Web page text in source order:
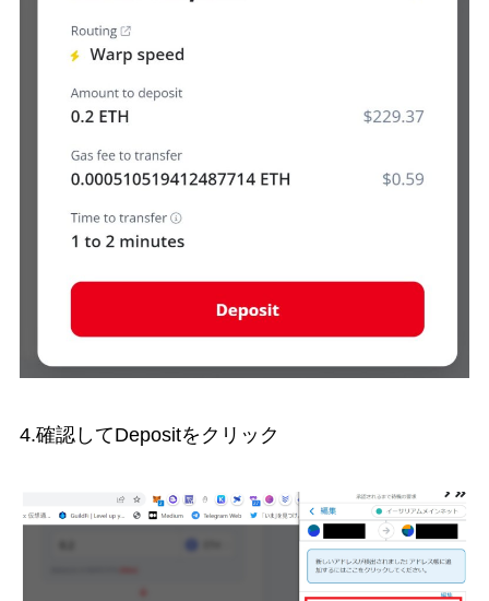
4.確認してDepositをクリック